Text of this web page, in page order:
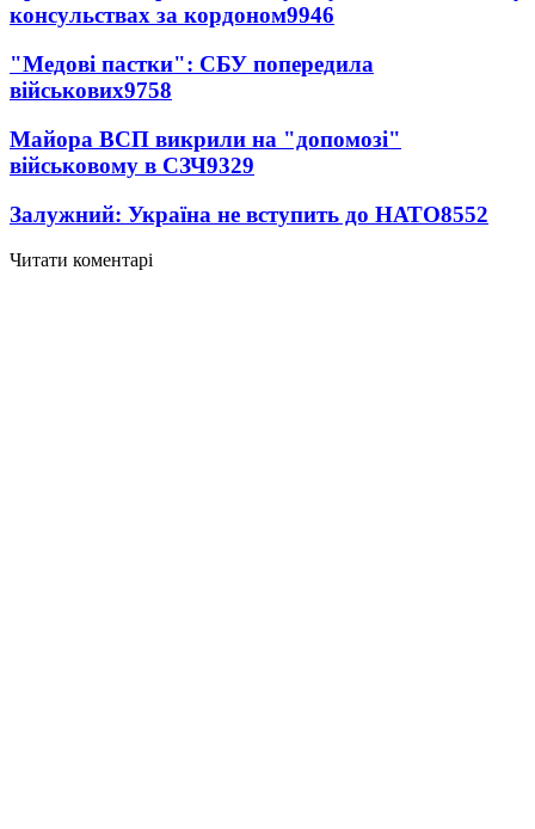
консульствах за кордоном9946
"Медові пастки": СБУ попередила
військових9758
Майора ВСП викрили на "допомозі"
військовому в СЗЧ9329
Залужний: Україна не вступить до НАТО8552
Читати коментарі